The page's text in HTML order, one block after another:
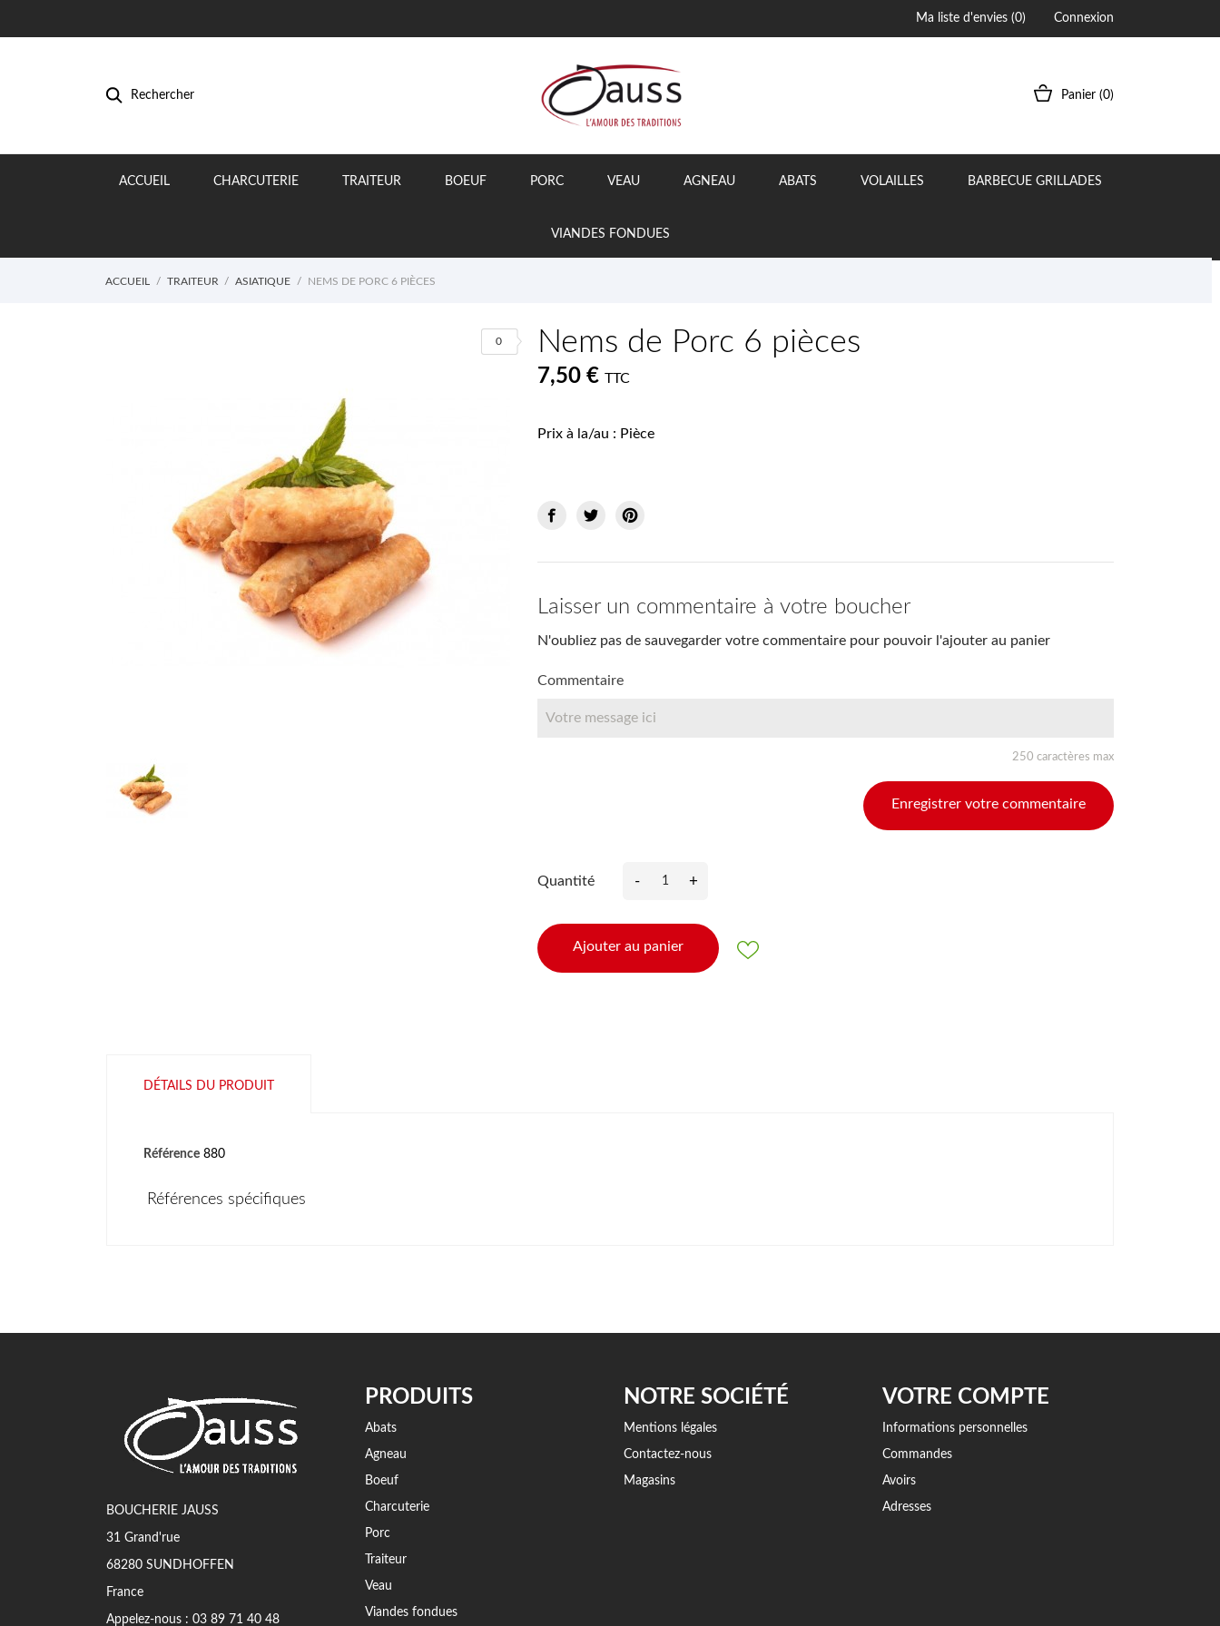
Ma liste d'envies (0) Connexion
Rechercher Panier (0)
ACCUEIL CHARCUTERIE TRAITEUR BOEUF PORC VEAU AGNEAU ABATS VOLAILLES BARBECUE GRILLADES
VIANDES FONDUES
ACCUEIL TRAITEUR ASIATIQUE NEMS DE PORC 6 PIÈCES
Nems de Porc 6 pièces
7,50 € TTC
Prix à la/au : Pièce
Laisser un commentaire à votre boucher
N'oubliez pas de sauvegarder votre commentaire pour pouvoir l'ajouter au panier
Commentaire
250 caractères max
Enregistrer votre commentaire
Quantité - +
Ajouter au panier
0
DÉTAILS DU PRODUIT
Référence 880
Références spécifiques
BOUCHERIE JAUSS
31 Grand'rue
68280 SUNDHOFFEN
France
Appelez-nous : 03 89 71 40 48
PRODUITS
Abats
Agneau
Boeuf
Charcuterie
Porc
Traiteur
Veau
Viandes fondues
NOTRE SOCIÉTÉ
Mentions légales
Contactez-nous
Magasins
VOTRE COMPTE
Informations personnelles
Commandes
Avoirs
Adresses